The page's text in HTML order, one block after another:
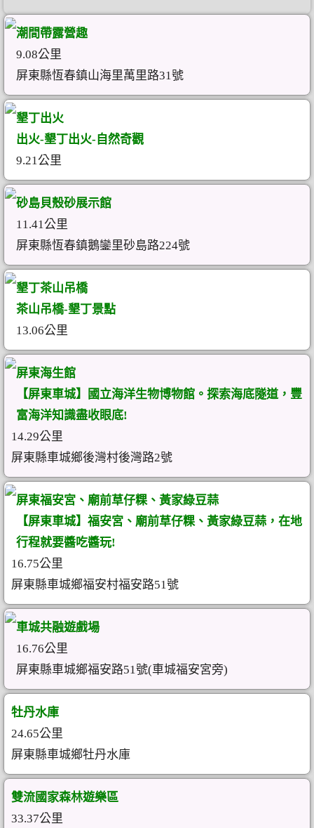
潮間帶露營趣
9.08公里
屏東縣恆春鎮山海里萬里路31號
墾丁出火
出火-墾丁出火-自然奇觀
9.21公里
砂島貝殼砂展示館
11.41公里
屏東縣恆春鎮鵝鑾里砂島路224號
墾丁茶山吊橋
茶山吊橋-墾丁景點
13.06公里
屏東海生館
【屏東車城】國立海洋生物博物館。探索海底隧道，豐
富海洋知識盡收眼底!
14.29公里
屏東縣車城鄉後灣村後灣路2號
屏東福安宮、廟前草仔粿、黃家綠豆蒜
【屏東車城】福安宮、廟前草仔粿、黃家綠豆蒜，在地
行程就要醬吃醬玩!
16.75公里
屏東縣車城鄉福安村福安路51號
車城共融遊戲場
16.76公里
屏東縣車城鄉福安路51號(車城福安宮旁)
牡丹水庫
24.65公里
屏東縣車城鄉牡丹水庫
雙流國家森林遊樂區
33.37公里